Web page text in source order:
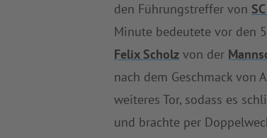
den Führungstreffer von
Minute bedeutete vor den
Felix Scholz von der
nach dem Geschmack von
weiteres Tor, sodass es
und brachte per